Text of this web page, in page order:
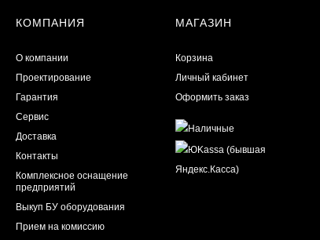
КОМПАНИЯ
О компании
Проектирование
Гарантия
Сервис
Доставка
Контакты
Комплексное оснащение
предприятий
Выкуп БУ оборудования
Прием на комиссию
МАГАЗИН
Корзина
Личный кабинет
Оформить заказ